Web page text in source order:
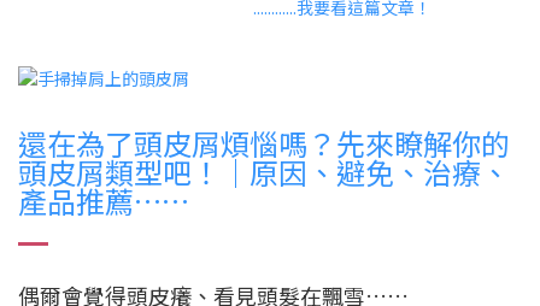
............我要看這篇文章！
還在為了頭皮屑煩惱嗎？先來瞭解你的
頭皮屑類型吧！｜原因、避免、治療、
產品推薦……
偶爾會覺得頭皮癢、看見頭髮在飄雪……